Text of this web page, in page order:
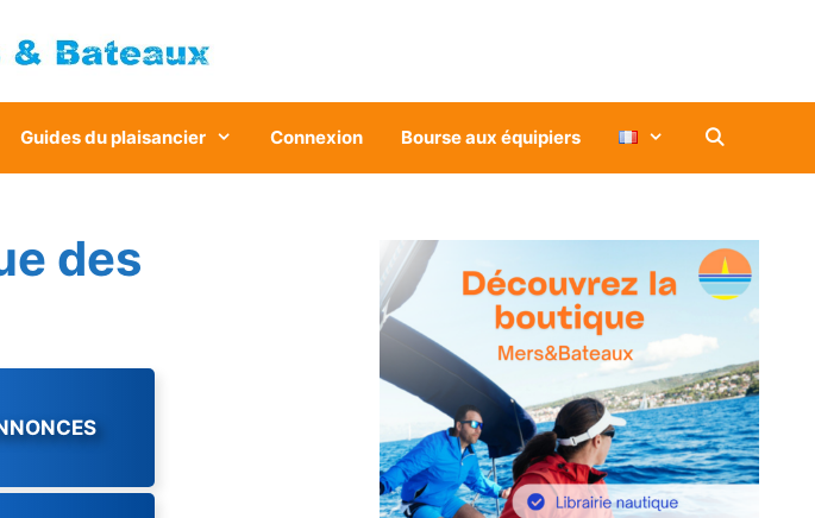
Guides du plaisancier Connexion Bourse aux équipiers
des